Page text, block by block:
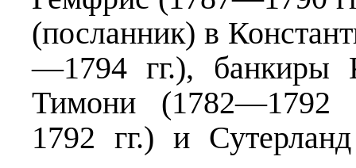
(посланник) в
—1794 гг.), банкиры
Тимони
1792 гг.) и